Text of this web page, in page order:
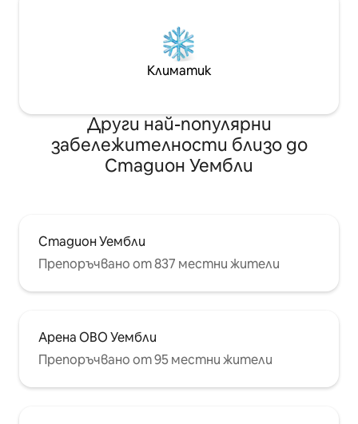
Климатик
Други най-популярни
забележителности близо до
Стадион Уембли
Стадион Уембли
Препоръчвано от 837 местни жители
Арена ОВО Уембли
Препоръчвано от 95 местни жители